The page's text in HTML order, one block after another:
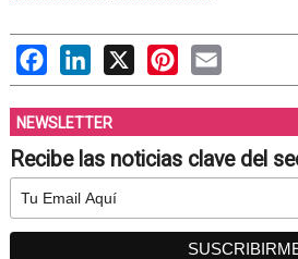
FacebookLinkedIn Pinterest
NEWSLETTER
Recibe las noticias clave del